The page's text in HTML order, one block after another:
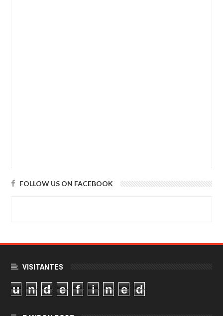
FOLLOW US ON FACEBOOK
VISITANTES
u n d e f i n e d